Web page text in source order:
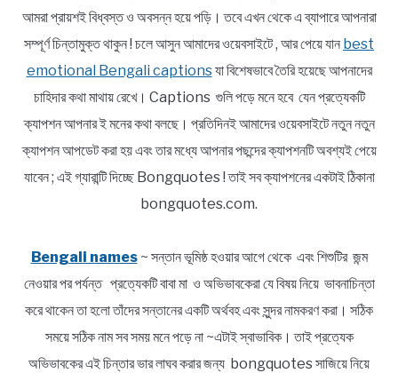
আমরা প্রায়শই বিধ্বস্ত ও অবসন্ন হয়ে পড়ি। তবে এখন থেকে এ ব্যাপারে আপনারা
সম্পূর্ণ চিন্তামুক্ত থাকুন ! চলে আসুন আমাদের ওয়েবসাইটে , আর পেয়ে যান best
emotional Bengali captionsযা বিশেষভাবে তৈরি হয়েছে আপনাদের
চাহিদার কথা মাথায় রেখে। Captions গুলি পড়ে মনে হবে যেন প্রত্যেকটি
ক্যাপশন আপনার ই মনের কথা বলছে। প্রতিদিনই আমাদের ওয়েবসাইটে নতুন নতুন
ক্যাপশন আপডেট করা হয় এবং তার মধ্যে আপনার পছন্দের ক্যাপশনটি অবশ্যই পেয়ে
যাবেন ; এই গ্যারান্টি দিচ্ছে Bongquotes ! তাই সব ক্যাপশনের একটাই ঠিকানা
bongquotes.com.
Bengali names~ সন্তান ভূমিষ্ঠ হওয়ার আগে থেকে এবং শিশুটির জন্ম
নেওয়ার পর পর্যন্ত প্রত্যেকটি বাবা মা ও অভিভাবকেরা যে বিষয় নিয়ে ভাবনাচিন্তা
করে থাকেন তা হলো তাঁদের সন্তানের একটি অর্থবহ এবং সুন্দর নামকরণ করা। সঠিক
সময়ে সঠিক নাম সব সময় মনে পড়ে না ~এটাই স্বাভাবিক। তাই প্রত্যেক
অভিভাবকের এই চিন্তার ভার লাঘব করার জন্য bongquotes সাজিয়ে নিয়ে